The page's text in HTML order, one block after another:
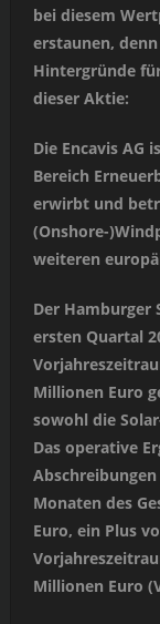
bei diesem
erstaunen,
Hintergründe
dieser Aktie:
Die Encavis AG
Bereich
erwirbt und
(Onshore-
weiteren
Der Hamburger
ersten Quartal
Millionen Euro
sowohl die
Das operative
Monaten des
Euro, ein Plus
Millionen Euro